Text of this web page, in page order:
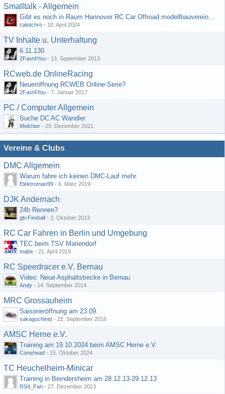
Smalltalk - Allgemein
Gibt es noch in Raum Hannover RC Car Offroad modellbauvereine, habe selbst schon gegoogelt aber erfolglos
calotchro - 10. April 2024
TV Inhalte u. Unterhaltung
6.11.130
2Fast4You - 13. September 2013
RCweb.de OnlineRacing
Neueröffnung RCWEB Online-Serie?
2Fast4You - 7. Januar 2017
PC / Computer Allgemein
Suche DC AC Wandler
Melchior - 29. Dezember 2021
Vereine & Clubs
DMC Allgemein
Warum fahre ich keinen DMC-Lauf mehr.
Elektroman99 - 6. März 2019
DJK Andernach
24h Rennen?
gb-Fireball - 3. Oktober 2013
RC Car Fahren in Berlin und Umgebung
TEC beim TSV Mariendorf
mabe - 21. April 2019
RC Speedracer e.V. Bernau
Video: Neue Asphaltstrecke in Bernau
Andy - 14. September 2014
MRC Grossauheim
Saisoneröffnung am 23.09.
sakaguchinet - 22. September 2016
AMSC Herne e.V.
Training am 19.10.2024 beim AMSC Herne e.V.
Conehead - 15. Oktober 2024
TC Heuchelheim-Minicar
Training in Beindersheim am 28.12.13-29.12.13
RS4_Fan - 27. Dezember 2013